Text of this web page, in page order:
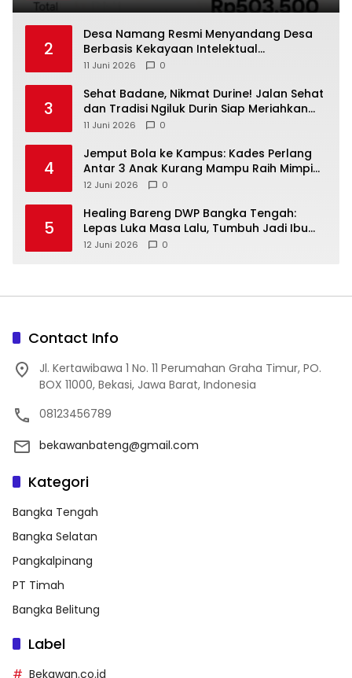
2
‎Desa Namang Resmi Menyandang Desa
Berbasis Kekayaan Intelektual
Kementerian Hukum RI
11 Juni 2026 0
3
‎Sehat Badane, Nikmat Durine! Jalan Sehat
dan Tradisi Ngiluk Durin Siap Meriahkan
Bangka Tengah
11 Juni 2026 0
4
Jemput Bola ke Kampus: Kades Perlang
Antar 3 Anak Kurang Mampu Raih Mimpi
Kuliah
12 Juni 2026 0
5
Healing Bareng DWP Bangka Tengah:
Lepas Luka Masa Lalu, Tumbuh Jadi Ibu
yang Tangguh
12 Juni 2026 0
Contact Info
Jl. Kertawibawa 1 No. 11 Perumahan Graha Timur, PO.
BOX 11000, Bekasi, Jawa Barat, Indonesia
08123456789
bekawanbateng@gmail.com
Kategori
Bangka Tengah
Bangka Selatan
Pangkalpinang
PT Timah
Bangka Belitung
Label
Bekawan.co.id